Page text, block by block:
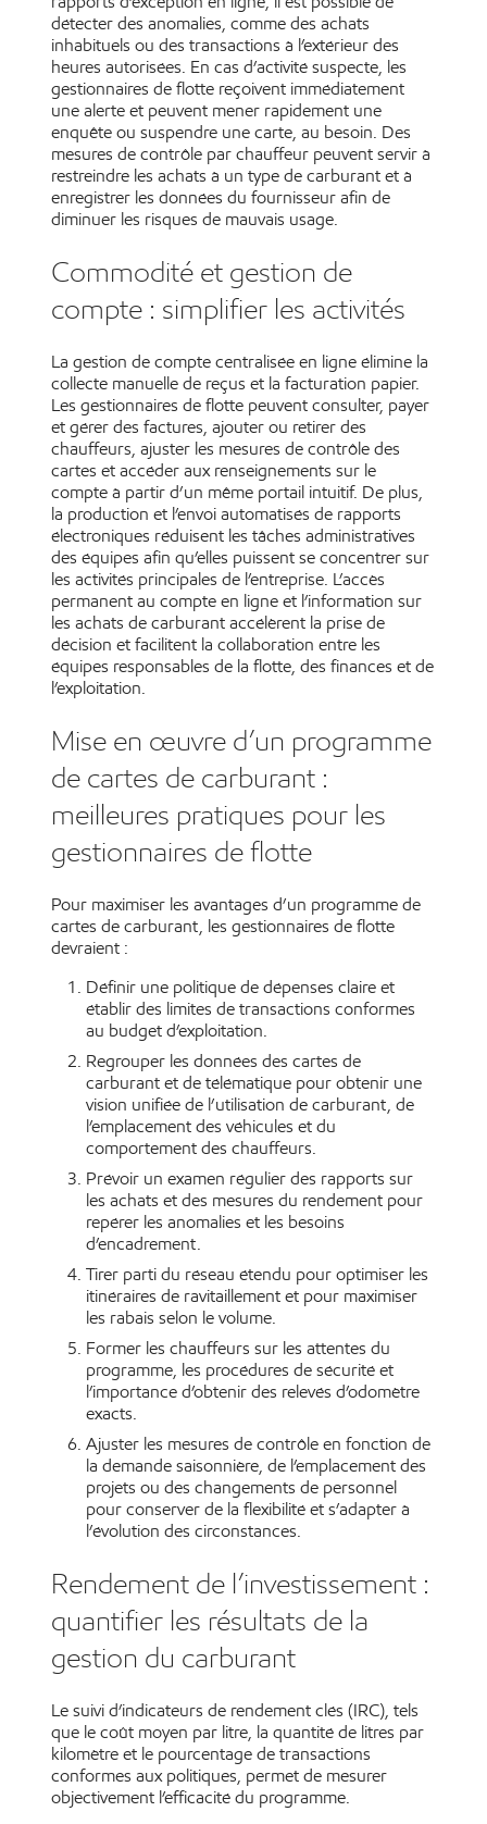
détecter des anomalies, comme des achats
inhabituels ou des transactions à l’extérieur des
heures autorisées. En cas d’activité suspecte, les
gestionnaires de flotte reçoivent immédiatement
une alerte et peuvent mener rapidement une
enquête ou suspendre une carte, au besoin. Des
mesures de contrôle par chauffeur peuvent servir à
restreindre les achats à un type de carburant et à
enregistrer les données du fournisseur afin de
diminuer les risques de mauvais usage.
Commodité et gestion de
compte : simplifier les activités
La gestion de compte centralisée en ligne élimine la
collecte manuelle de reçus et la facturation papier.
Les gestionnaires de flotte peuvent consulter, payer
et gérer des factures, ajouter ou retirer des
chauffeurs, ajuster les mesures de contrôle des
cartes et accéder aux renseignements sur le
compte à partir d’un même portail intuitif. De plus,
la production et l’envoi automatisés de rapports
électroniques réduisent les tâches administratives
des équipes afin qu’elles puissent se concentrer sur
les activités principales de l’entreprise. L’accès
permanent au compte en ligne et l’information sur
les achats de carburant accélèrent la prise de
décision et facilitent la collaboration entre les
équipes responsables de la flotte, des finances et de
l’exploitation.
Mise en œuvre d’un programme
de cartes de carburant :
meilleures pratiques pour les
gestionnaires de flotte
Pour maximiser les avantages d’un programme de
cartes de carburant, les gestionnaires de flotte
devraient :
Définir une politique de dépenses claire et
établir des limites de transactions conformes
au budget d’exploitation.
Regrouper les données des cartes de
carburant et de télématique pour obtenir une
vision unifiée de l’utilisation de carburant, de
l’emplacement des véhicules et du
comportement des chauffeurs.
Prévoir un examen régulier des rapports sur
les achats et des mesures du rendement pour
repérer les anomalies et les besoins
d’encadrement.
Tirer parti du réseau étendu pour optimiser les
itinéraires de ravitaillement et pour maximiser
les rabais selon le volume.
Former les chauffeurs sur les attentes du
programme, les procédures de sécurité et
l’importance d’obtenir des relevés d’odomètre
exacts.
Ajuster les mesures de contrôle en fonction de
la demande saisonnière, de l’emplacement des
projets ou des changements de personnel
pour conserver de la flexibilité et s’adapter à
l’évolution des circonstances.
Rendement de l’investissement :
quantifier les résultats de la
gestion du carburant
Le suivi d’indicateurs de rendement clés (IRC), tels
que le coût moyen par litre, la quantité de litres par
kilomètre et le pourcentage de transactions
conformes aux politiques, permet de mesurer
objectivement l’efficacité du programme.